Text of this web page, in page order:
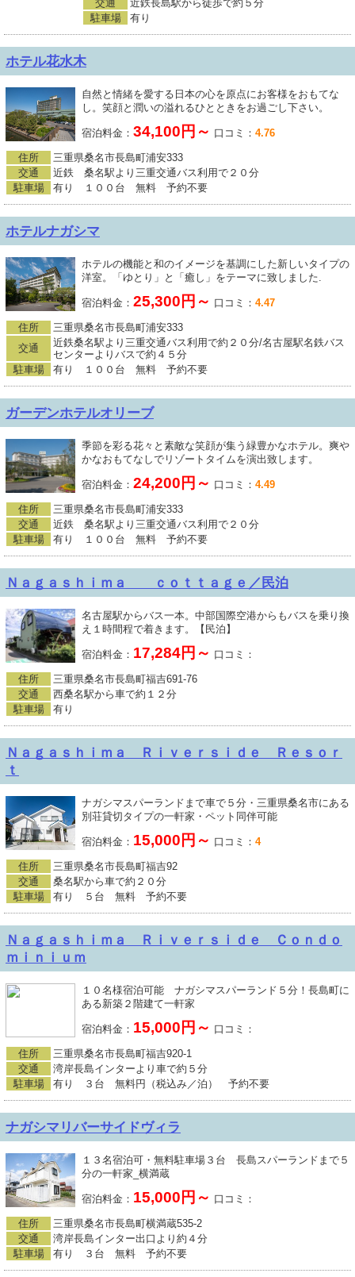
交通
近鉄長島駅から徒歩で約５分
駐車場
有り
ホテル花水木
自然と情緒を愛する日本の心を原点にお客様をおもてな
し。笑顔と潤いの溢れるひとときをお過ごし下さい。
宿泊料金： 34,100円～ 口コミ： 4.76
住所
三重県桑名市長島町浦安333
交通
近鉄 桑名駅より三重交通バス利用で２０分
駐車場
有り １００台 無料 予約不要
ホテルナガシマ
ホテルの機能と和のイメージを基調にした新しいタイプの
洋室。「ゆとり」と「癒し」をテーマに致しました.
宿泊料金： 25,300円～ 口コミ： 4.47
住所
三重県桑名市長島町浦安333
交通
近鉄桑名駅より三重交通バス利用で約２０分/名古屋駅名鉄バス
センターよりバスで約４５分
駐車場
有り １００台 無料 予約不要
ガーデンホテルオリーブ
季節を彩る花々と素敵な笑顔が集う緑豊かなホテル。爽や
かなおもてなしでリゾートタイムを演出致します。
宿泊料金： 24,200円～ 口コミ： 4.49
住所
三重県桑名市長島町浦安333
交通
近鉄 桑名駅より三重交通バス利用で２０分
駐車場
有り １００台 無料 予約不要
Ｎａｇａｓｈｉｍａ ｃｏｔｔａｇｅ／民泊
名古屋駅からバス一本。中部国際空港からもバスを乗り換
え１時間程で着きます。【民泊】
宿泊料金： 17,284円～ 口コミ：
住所
三重県桑名市長島町福吉691-76
交通
西桑名駅から車で約１２分
駐車場
有り
Ｎａｇａｓｈｉｍａ Ｒｉｖｅｒｓｉｄｅ Ｒｅｓｏｒ
ｔ
ナガシマスパーランドまで車で５分・三重県桑名市にある
別荘貸切タイプの一軒家・ペット同伴可能
宿泊料金： 15,000円～ 口コミ： 4
住所
三重県桑名市長島町福吉92
交通
桑名駅から車で約２０分
駐車場
有り ５台 無料 予約不要
Ｎａｇａｓｈｉｍａ Ｒｉｖｅｒｓｉｄｅ Ｃｏｎｄｏ
ｍｉｎｉｕｍ
１０名様宿泊可能 ナガシマスパーランド５分！長島町に
ある新築２階建て一軒家
宿泊料金： 15,000円～ 口コミ：
住所
三重県桑名市長島町福吉920-1
交通
湾岸長島インターより車で約５分
駐車場
有り ３台 無料円（税込み／泊） 予約不要
ナガシマリバーサイドヴィラ
１３名宿泊可・無料駐車場３台 長島スパーランドまで５
分の一軒家_横満蔵
宿泊料金： 15,000円～ 口コミ：
住所
三重県桑名市長島町横満蔵535-2
交通
湾岸長島インター出口より約４分
駐車場
有り ３台 無料 予約不要